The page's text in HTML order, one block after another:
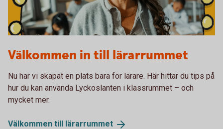
Välkommen in till lärarrummet
Nu har vi skapat en plats bara för lärare. Här hittar du tips på
hur du kan använda Lyckoslanten i klassrummet – och
mycket mer.
Välkommen till lärarrummet